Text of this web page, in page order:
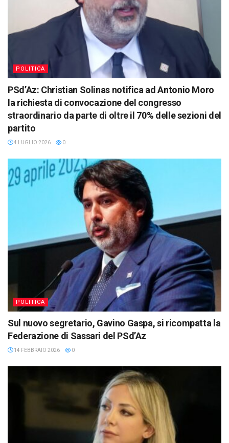
POLITICA
PSd’Az: Christian Solinas notifica ad Antonio Moro
la richiesta di convocazione del congresso
straordinario da parte di oltre il 70% delle sezioni del
partito
4 LUGLIO 2026 0
POLITICA
Sul nuovo segretario, Gavino Gaspa, si ricompatta la
Federazione di Sassari del PSd’Az
14 FEBBRAIO 2026 0